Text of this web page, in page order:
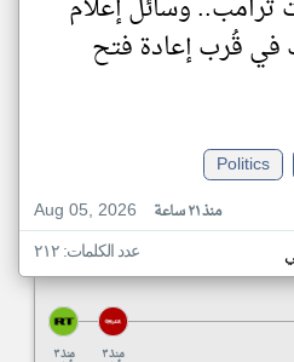
وسائل إعلام
في قُرب إعادة فتح
Politics
Aug 05, 2026
منذ ٢١ ساعة
عدد الكلمات: ٢١٢
منذ ٣ منذ ٣